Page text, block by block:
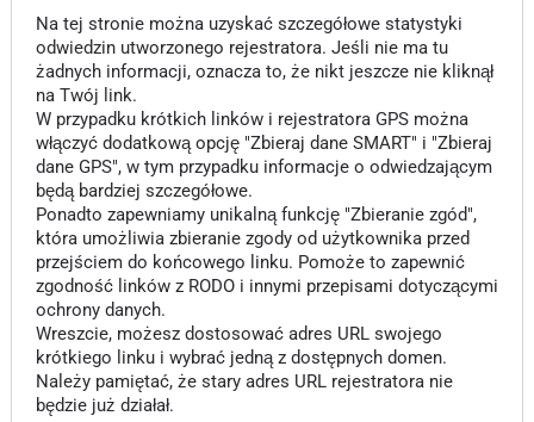
Na tej stronie można uzyskać szczegółowe statystyki
odwiedzin utworzonego rejestratora. Jeśli nie ma tu
żadnych informacji, oznacza to, że nikt jeszcze nie kliknął
na Twój link.
W przypadku krótkich linków i rejestratora GPS można
włączyć dodatkową opcję "Zbieraj dane SMART" i "Zbieraj
dane GPS", w tym przypadku informacje o odwiedzającym
będą bardziej szczegółowe.
Ponadto zapewniamy unikalną funkcję "Zbieranie zgód",
która umożliwia zbieranie zgody od użytkownika przed
przejściem do końcowego linku. Pomoże to zapewnić
zgodność linków z RODO i innymi przepisami dotyczącymi
ochrony danych.
Wreszcie, możesz dostosować adres URL swojego
krótkiego linku i wybrać jedną z dostępnych domen.
Należy pamiętać, że stary adres URL rejestratora nie
będzie już działał.